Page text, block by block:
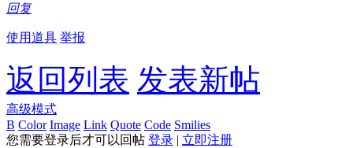
回复
使用道具 举报
返回列表 发表新帖
高级模式
B Color Image Link Quote Code Smilies
您需要登录后才可以回帖 登录 | 立即注册